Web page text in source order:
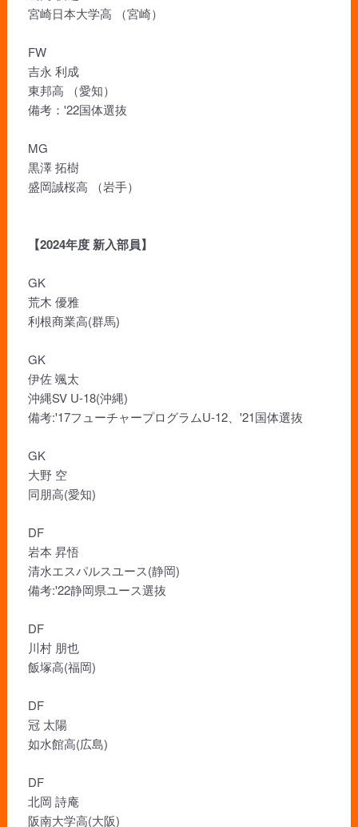
宮崎日本大学高 （宮崎）
FW
吉永 利成
東邦高 （愛知）
備考：'22国体選抜
MG
黒澤 拓樹
盛岡誠桜高 （岩手）
【2024年度 新入部員】
GK
荒木 優雅
利根商業高(群馬)
GK
伊佐 颯太
沖縄SV U-18(沖縄)
備考:'17フューチャープログラムU-12、'21国体選抜
GK
大野 空
同朋高(愛知)
DF
岩本 昇悟
清水エスパルスユース(静岡)
備考:'22静岡県ユース選抜
DF
川村 朋也
飯塚高(福岡)
DF
冠 太陽
如水館高(広島)
DF
北岡 詩庵
阪南大学高(大阪)